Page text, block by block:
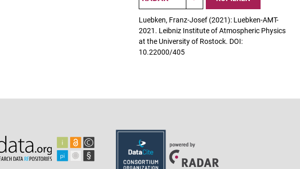
Luebken, Franz-Josef (2021): Luebken-AMT-
2021. Leibniz Institute of Atmospheric Physics
at the University of Rostock. DOI:
10.22000/405